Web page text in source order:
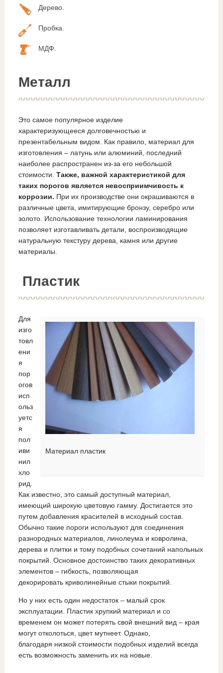
Дерево.
Пробка.
МДФ.
Металл
Это самое популярное изделие
характеризующееся долговечностью и
презентабельным видом. Как правило, материал для
изготовления – латунь или алюминий, последний
наиболее распространен из-за его небольшой
стоимости. Также, важной характеристикой для
таких порогов является невосприимчивость к
коррозии. При их производстве они окрашиваются в
различные цвета, имитирующие бронзу, серебро или
золото. Использование технологии ламинирования
позволяет изготавливать детали, воспроизводящие
натуральную текстуру дерева, камня или другие
материалы.
Пластик
Материал пластик
Для
изго
товл
ени
я
пор
огов
исп
ольз
уетс
я
пол
иви
нил
хло
рид.
Как известно, это самый доступный материал,
имеющий широкую цветовую гамму. Достигается это
путем добавления красителей в исходный состав.
Обычно такие пороги используют для соединения
разнородных материалов, линолеума и ковролина,
дерева и плитки и тому подобных сочетаний напольных
покрытий. Основное достоинство таких декоративных
элементов – гибкость, позволяющая
декорировать криволинейные стыки покрытий.
Но у них есть один недостаток – малый срок
эксплуатации. Пластик хрупкий материал и со
временем он может потерять свой внешний вид – края
могут отколоться, цвет мутнеет. Однако,
благодаря низкой стоимости подобных изделий всегда
есть возможность заменить их на новые.